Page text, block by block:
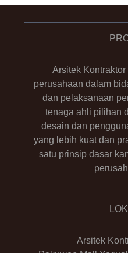
Arsitek
perusahaan dalam
dan pelaksanaan
tenaga ahli pilihan
desain dan
yang lebih kuat dan
satu prinsip dasar
Arsitek